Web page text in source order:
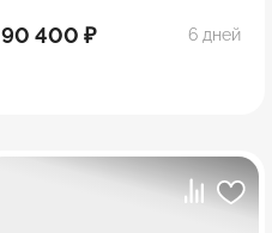
90 400 ₽ 6 дней